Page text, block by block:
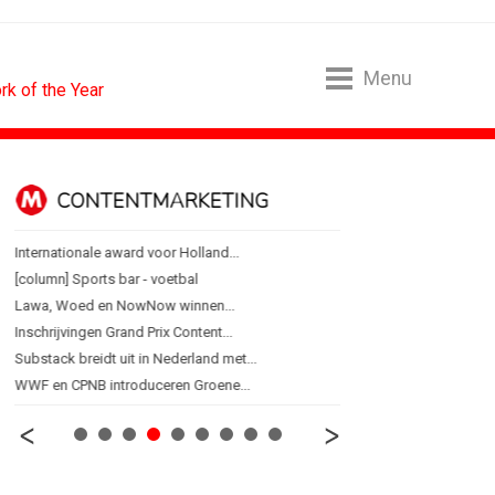
of the Year
Menu
CONTENTMARKETING
Internationale award voor Holland...
[column] Sports bar - voetbal
Lawa, Woed en NowNow winnen...
Inschrijvingen Grand Prix Content...
Substack breidt uit in Nederland met...
WWF en CPNB introduceren Groene...